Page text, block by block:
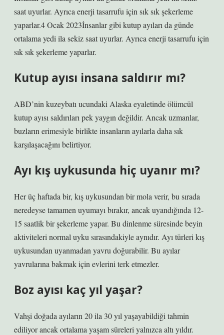
saat uyurlar. Ayrıca enerji tasarrufu için sık sık şekerleme
yaparlar.4 Ocak 2023İnsanlar gibi kutup ayıları da günde
ortalama yedi ila sekiz saat uyurlar. Ayrıca enerji tasarrufu için
sık sık şekerleme yaparlar.
Kutup ayısı insana saldırır mı?
ABD’nin kuzeybatı ucundaki Alaska eyaletinde ölümcül
kutup ayısı saldırıları pek yaygın değildir. Ancak uzmanlar,
buzların erimesiyle birlikte insanların ayılarla daha sık
karşılaşacağını belirtiyor.
Ayı kış uykusunda hiç uyanır mı?
Her üç haftada bir, kış uykusundan bir mola verir, bu sırada
neredeyse tamamen uyumayı bırakır, ancak uyandığında 12-
15 saatlik bir şekerleme yapar. Bu dinlenme süresinde beyin
aktiviteleri normal uyku sırasındakiyle aynıdır. Ayı türleri kış
uykusundan uyanmadan yavru doğurabilir. Bu ayılar
yavrularına bakmak için evlerini terk etmezler.
Boz ayısı kaç yıl yaşar?
Vahşi doğada ayıların 20 ila 30 yıl yaşayabildiği tahmin
ediliyor ancak ortalama yaşam süreleri yalnızca altı yıldır.